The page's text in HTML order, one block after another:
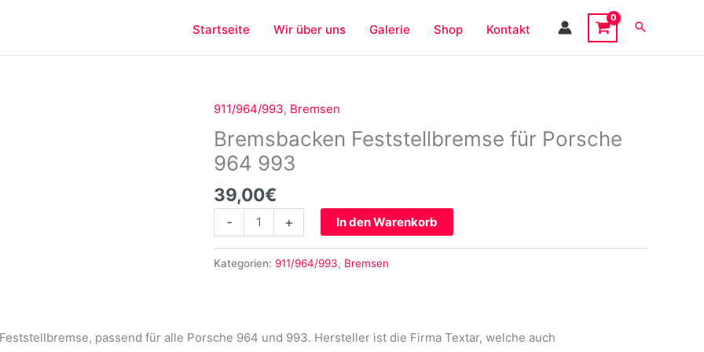
Startseite Wir über uns Galerie Shop Kontakt
911/964/993, Bremsen
Bremsbacken Feststellbremse für Porsche
964 993
39,00€
-
Bremsbacken
Feststellbremse
für
Porsche
964
993
Menge
+ In den Warenkorb
Kategorien: 911/964/993, Bremsen
passend für alle Porsche 964 und 993. Hersteller ist die Firma Textar, welche auch